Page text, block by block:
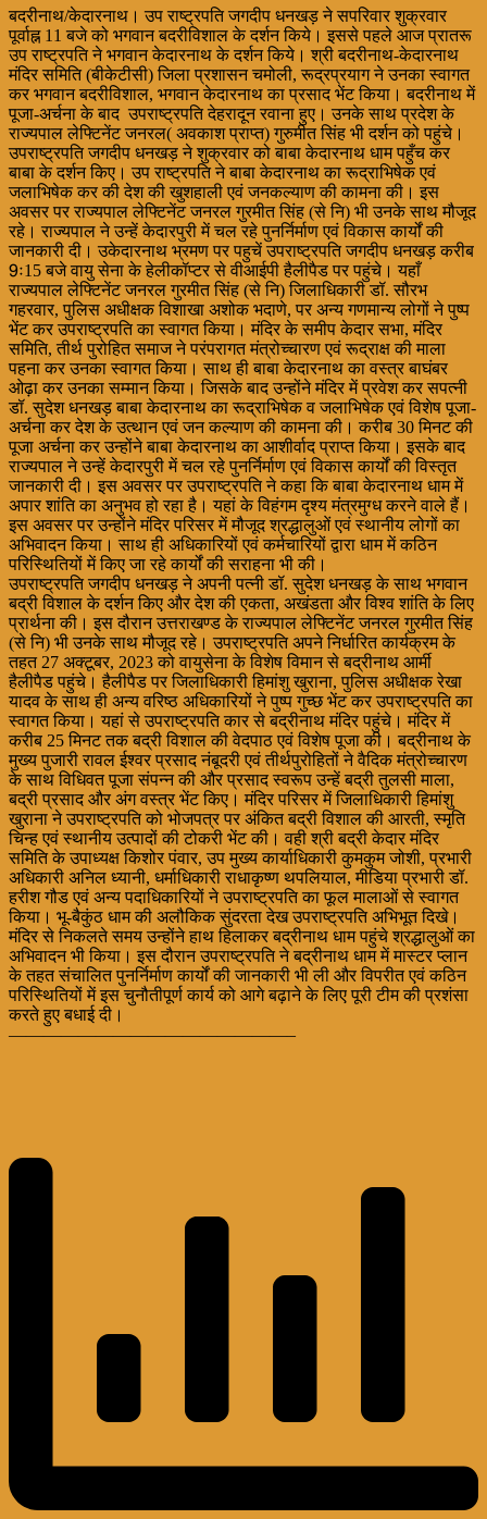
बदरीनाथ/केदारनाथ। उप राष्ट्रपति जगदीप धनखड़ ने सपरिवार शुक्रवार
पूर्वाह्न 11 बजे को भगवान बदरीविशाल के दर्शन किये। इससे पहले आज प्रातरू
उप राष्ट्रपति ने भगवान केदारनाथ के दर्शन किये। श्री बदरीनाथ-केदारनाथ
मंदिर समिति (बीकेटीसी) जिला प्रशासन चमोली, रूद्रप्रयाग ने उनका स्वागत
कर भगवान बदरीविशाल, भगवान केदारनाथ का प्रसाद भेंट किया। बदरीनाथ में
पूजा-अर्चना के बाद उपराष्ट्रपति देहरादून रवाना हुए। उनके साथ प्रदेश के
राज्यपाल लेफ्टिनेंट जनरल( अवकाश प्राप्त) गुरुमीत सिंह भी दर्शन को पहुंचे।
उपराष्ट्रपति जगदीप धनखड़ ने शुक्रवार को बाबा केदारनाथ धाम पहुँच कर
बाबा के दर्शन किए। उप राष्ट्रपति ने बाबा केदारनाथ का रूद्राभिषेक एवं
जलाभिषेक कर की देश की खुशहाली एवं जनकल्याण की कामना की। इस
अवसर पर राज्यपाल लेफ्टिनेंट जनरल गुरमीत सिंह (से नि) भी उनके साथ मौजूद
रहे। राज्यपाल ने उन्हें केदारपुरी में चल रहे पुनर्निर्माण एवं विकास कार्यों की
जानकारी दी। उकेदारनाथ भ्रमण पर पहुचें उपराष्ट्रपति जगदीप धनखड़ करीब
9ः15 बजे वायु सेना के हेलीकॉप्टर से वीआईपी हैलीपैड पर पहुंचे। यहाँ
राज्यपाल लेफ्टिनेंट जनरल गुरमीत सिंह (से नि) जिलाधिकारी डॉ. सौरभ
गहरवार, पुलिस अधीक्षक विशाखा अशोक भदाणे, पर अन्य गणमान्य लोगों ने पुष्प
भेंट कर उपराष्ट्रपति का स्वागत किया। मंदिर के समीप केदार सभा, मंदिर
समिति, तीर्थ पुरोहित समाज ने परंपरागत मंत्रोच्चारण एवं रूद्राक्ष की माला
पहना कर उनका स्वागत किया। साथ ही बाबा केदारनाथ का वस्त्र बाघंबर
ओढ़ा कर उनका सम्मान किया। जिसके बाद उन्होंने मंदिर में प्रवेश कर सपत्नी
डॉ. सुदेश धनखड़ बाबा केदारनाथ का रूद्राभिषेक व जलाभिषेक एवं विशेष पूजा-
अर्चना कर देश के उत्थान एवं जन कल्याण की कामना की। करीब 30 मिनट की
पूजा अर्चना कर उन्होंने बाबा केदारनाथ का आशीर्वाद प्राप्त किया। इसके बाद
राज्यपाल ने उन्हें केदारपुरी में चल रहे पुनर्निर्माण एवं विकास कार्यों की विस्तृत
जानकारी दी। इस अवसर पर उपराष्ट्रपति ने कहा कि बाबा केदारनाथ धाम में
अपार शांति का अनुभव हो रहा है। यहां के विहंगम दृश्य मंत्रमुग्ध करने वाले हैं।
इस अवसर पर उन्होंने मंदिर परिसर में मौजूद श्रद्धालुओं एवं स्थानीय लोगों का
अभिवादन किया। साथ ही अधिकारियों एवं कर्मचारियों द्वारा धाम में कठिन
परिस्थितियों में किए जा रहे कार्यों की सराहना भी की।
उपराष्ट्रपति जगदीप धनखड़ ने अपनी पत्नी डॉ. सुदेश धनखड़ के साथ भगवान
बद्री विशाल के दर्शन किए और देश की एकता, अखंडता और विश्व शांति के लिए
प्रार्थना की। इस दौरान उत्तराखण्ड के राज्यपाल लेफ्टिनेंट जनरल गुरमीत सिंह
(से नि) भी उनके साथ मौजूद रहे। उपराष्ट्रपति अपने निर्धारित कार्यक्रम के
तहत 27 अक्टूबर, 2023 को वायुसेना के विशेष विमान से बद्रीनाथ आर्मी
हैलीपैड पहुंचे। हैलीपैड पर जिलाधिकारी हिमांशु खुराना, पुलिस अधीक्षक रेखा
यादव के साथ ही अन्य वरिष्ठ अधिकारियों ने पुष्प गुच्छ भेंट कर उपराष्ट्रपति का
स्वागत किया। यहां से उपराष्ट्रपति कार से बद्रीनाथ मंदिर पहुंचे। मंदिर में
करीब 25 मिनट तक बद्री विशाल की वेदपाठ एवं विशेष पूजा की। बद्रीनाथ के
मुख्य पुजारी रावल ईश्वर प्रसाद नंबूदरी एवं तीर्थपुरोहितों ने वैदिक मंत्रोच्चारण
के साथ विधिवत पूजा संपन्न की और प्रसाद स्वरूप उन्हें बद्री तुलसी माला,
बद्री प्रसाद और अंग वस्त्र भेंट किए। मंदिर परिसर में जिलाधिकारी हिमांशु
खुराना ने उपराष्ट्रपति को भोजपत्र पर अंकित बद्री विशाल की आरती, स्मृति
चिन्ह एवं स्थानीय उत्पादों की टोकरी भेंट की। वही श्री बद्री केदार मंदिर
समिति के उपाध्यक्ष किशोर पंवार, उप मुख्य कार्याधिकारी कुमकुम जोशी, प्रभारी
अधिकारी अनिल ध्यानी, धर्माधिकारी राधाकृष्ण थपलियाल, मीडिया प्रभारी डॉ.
हरीश गौड एवं अन्य पदाधिकारियों ने उपराष्ट्रपति का फूल मालाओं से स्वागत
किया। भू-बैकुंठ धाम की अलौकिक सुंदरता देख उपराष्ट्रपति अभिभूत दिखे।
मंदिर से निकलते समय उन्होंने हाथ हिलाकर बद्रीनाथ धाम पहुंचे श्रद्धालुओं का
अभिवादन भी किया। इस दौरान उपराष्ट्रपति ने बद्रीनाथ धाम में मास्टर प्लान
के तहत संचालित पुनर्निर्माण कार्यों की जानकारी भी ली और विपरीत एवं कठिन
परिस्थितियों में इस चुनौतीपूर्ण कार्य को आगे बढ़ाने के लिए पूरी टीम की प्रशंसा
करते हुए बधाई दी।
————————————————–